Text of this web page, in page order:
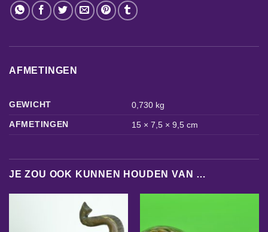
AFMETINGEN
GEWICHT
0,730 kg
AFMETINGEN
15 × 7,5 × 9,5 cm
JE ZOU OOK KUNNEN HOUDEN VAN …